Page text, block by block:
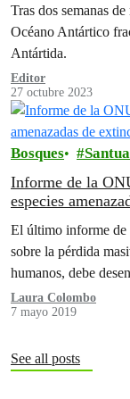
Tras dos semanas
Océano Antártico
Antártida.
Editor
27 octubre 2023
Bosques
Informe de la
especies
El último informe de
sobre la pérdida
humanos, debe
bosques…
Laura Colombo
7 mayo 2019
See all posts